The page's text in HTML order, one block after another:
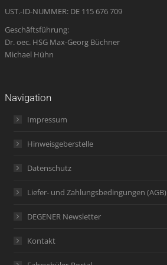
UST.-ID-NUMMER: DE 115 676 709
Geschäftsführung:
Dr. oec. HSG Max-Georg Büchner
Michael Hühn
Navigation
Impressum
Hinweisgeberstelle
Datenschutz
Liefer- und Zahlungsbedingungen (AGB)
DEGENER Newsletter
Kontakt